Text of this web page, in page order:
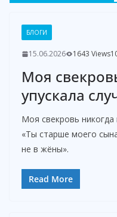
БЛОГИ
15.06.2026 1643 Views
Моя
упускала
Моя свекровь никогда
«Ты старше моего
не в жёны».
Read More